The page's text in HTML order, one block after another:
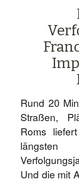
Rund 20
Straßen,
Roms
Und die mit